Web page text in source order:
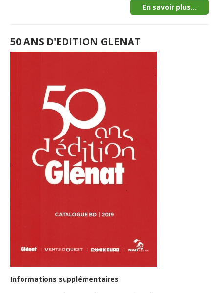
En savoir plus...
50 ANS D'EDITION GLENAT
Informations supplémentaires